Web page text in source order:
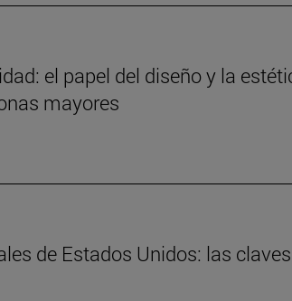
el papel del diseño y la
mayores
de Estados Unidos: las